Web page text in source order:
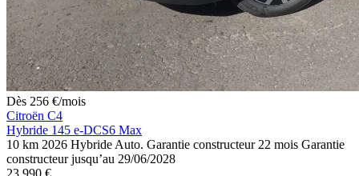
Dès 256 €/mois
Citroën C4
Hybride 145 e-DCS6 Max
10 km 2026 Hybride Auto. Garantie constructeur 22 mois Garantie
constructeur jusqu’au 29/06/2028
23 990 €